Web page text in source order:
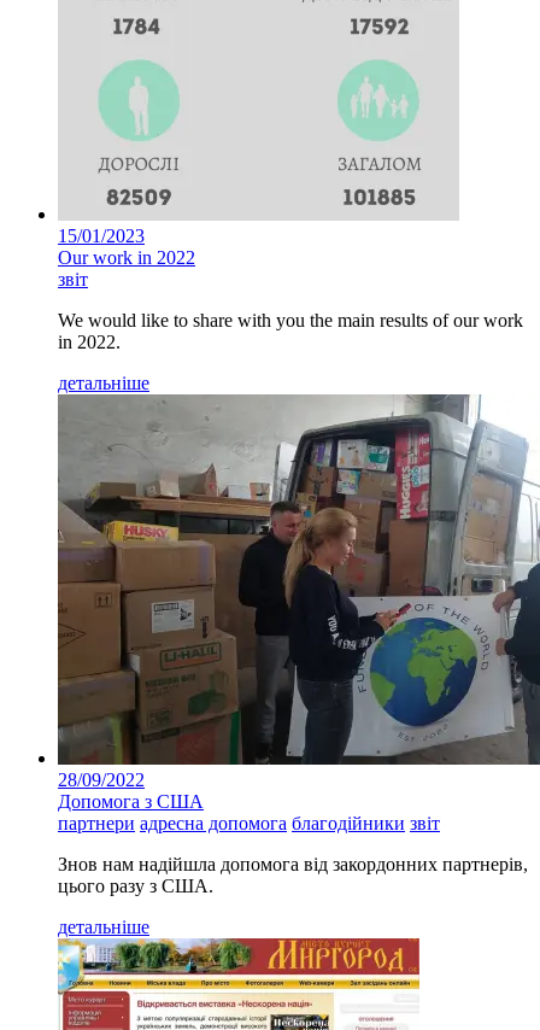
15/01/2023
Our work in 2022
звіт
We would like to share with you the main results of our work
in 2022.
детальніше
28/09/2022
Допомога з США
партнери адресна допомога благодійники звіт
Знов нам надійшла допомога від закордонних партнерів,
цього разу з США.
детальніше